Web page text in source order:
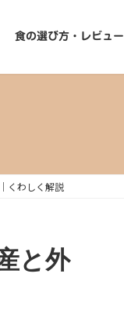
食の選び方・レビュー
くわしく解説
と外